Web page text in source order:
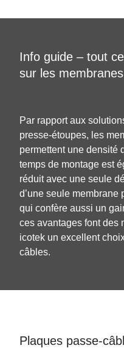
Info guide – tout
sur les
Par rapport aux
presse-étoupes, les
permettent une densité
temps de montage est
réduit avec une seule
d’une seule
qui confère aussi un
ces avantages font des
icotek un excellent
câbles.
Plaques passe-